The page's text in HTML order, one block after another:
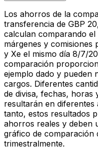
Los ahorros de la
transferencia de GBP
calculan comparando
márgenes y
y Xe el mismo día 8/7/
comparación
ejemplo dado y pueden
cargos. Diferentes
de divisa, fechas, horas
resultarán en
tanto, estos resultados
ahorros reales y deben
gráfico de comparación
trimestralmente.